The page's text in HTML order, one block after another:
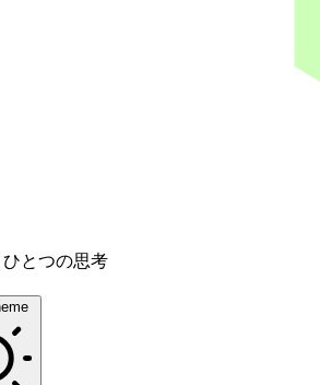
とつの思考